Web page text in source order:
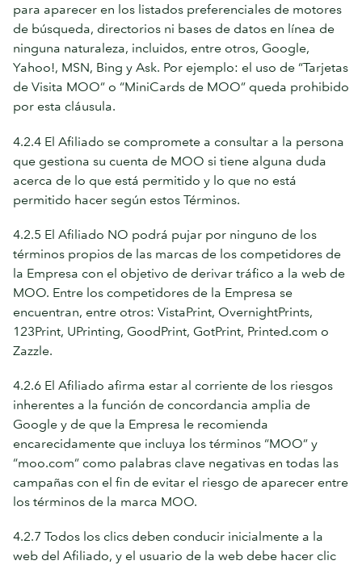
para aparecer en los listados preferenciales de motores
de búsqueda, directorios ni bases de datos en línea de
ninguna naturaleza, incluidos, entre otros, Google,
Yahoo!, MSN, Bing y Ask. Por ejemplo: el uso de “Tarjetas
de Visita MOO” o “MiniCards de MOO” queda prohibido
por esta cláusula.
4.2.4 El Afiliado se compromete a consultar a la persona
que gestiona su cuenta de MOO si tiene alguna duda
acerca de lo que está permitido y lo que no está
permitido hacer según estos Términos.
4.2.5 El Afiliado NO podrá pujar por ninguno de los
términos propios de las marcas de los competidores de
la Empresa con el objetivo de derivar tráfico a la web de
MOO. Entre los competidores de la Empresa se
encuentran, entre otros: VistaPrint, OvernightPrints,
123Print, UPrinting, GoodPrint, GotPrint, Printed.com o
Zazzle.
4.2.6 El Afiliado afirma estar al corriente de los riesgos
inherentes a la función de concordancia amplia de
Google y de que la Empresa le recomienda
encarecidamente que incluya los términos “MOO” y
“moo.com” como palabras clave negativas en todas las
campañas con el fin de evitar el riesgo de aparecer entre
los términos de la marca MOO.
4.2.7 Todos los clics deben conducir inicialmente a la
web del Afiliado, y el usuario de la web debe hacer clic